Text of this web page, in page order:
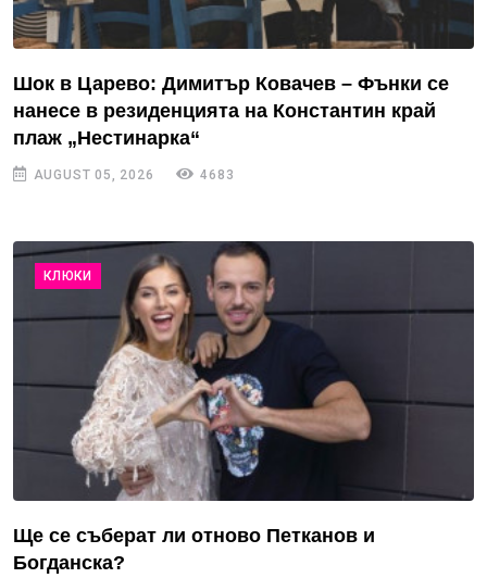
Шок в Царево: Димитър Ковачев – Фънки се
нанесе в резиденцията на Константин край
плаж „Нестинарка“
AUGUST 05, 2026 4683
КЛЮКИ
Ще се съберат ли отново Петканов и
Богданска?